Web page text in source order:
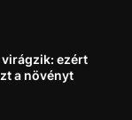
ezért
a növényt